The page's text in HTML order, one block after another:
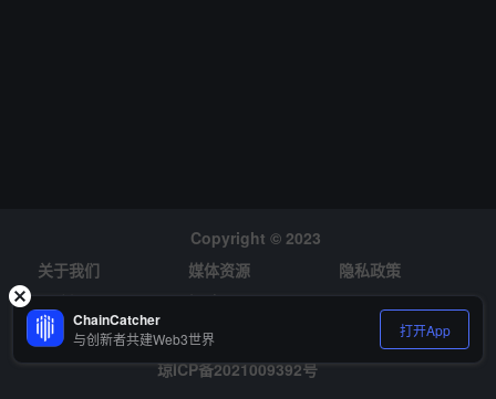
Copyright © 2023
关于我们
媒体资源
隐私政策
风险提示
招聘
琼ICP备2021009392号
ChainCatcher
与创新者共建Web3世界 打开App